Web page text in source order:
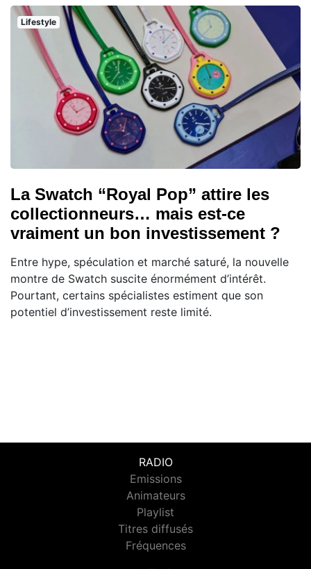
Lifestyle
La Swatch “Royal Pop” attire les
collectionneurs… mais est-ce
vraiment un bon investissement ?
Entre hype, spéculation et marché saturé, la nouvelle
montre de Swatch suscite énormément d’intérêt.
Pourtant, certains spécialistes estiment que son
potentiel d’investissement reste limité.
RADIO
Emissions
Animateurs
Playlist
Titres diffusés
Fréquences